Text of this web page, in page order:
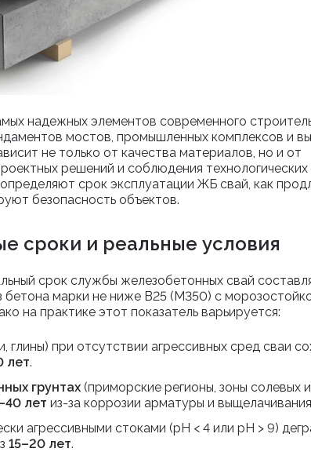
надежных элементов современного
мостов, промышленных комплексов и
не только от качества материалов, но и от
решений и соблюдения
срок эксплуатации ЖБ свай, как
безопасность объектов.
сроки и реальные условия
срок службы железобетонных свай
бетона марки не ниже В25 (М350) с
на практике этот показатель варьируется:
глины) при отсутствии агрессивных сред сваи
лет.
грунтах (приморские регионы, зоны солевых
лет из-за коррозии арматуры и
агрессивными стоками (pH < 4 или pH > 9)
15–20 лет.